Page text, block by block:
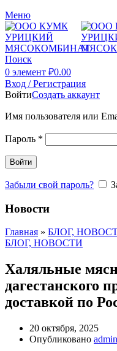
Меню
Поиск
0 элемент ₽0.00
Вход / Регистрация
ВойтиСоздать аккаунт
Имя пользователя или
Пароль *
Войти
Забыли свой пароль?
Новости
Главная » БЛОГ,
БЛОГ, НОВОСТИ
Халяльные
дагестанского
доставкой по
20 октября, 2025
Опубликовано admin